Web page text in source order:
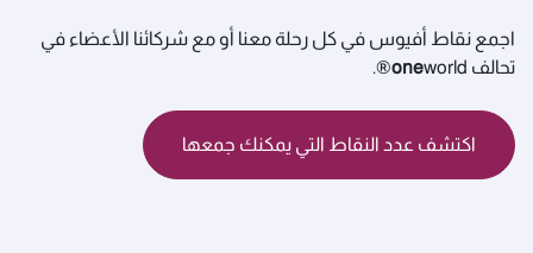
اجمع نقاط أفيوس في كل رحلة معنا أو مع شركائنا الأعضاء في
تحالف
oneworld®.
اكتشف عدد النقاط التي يمكنك جمعها